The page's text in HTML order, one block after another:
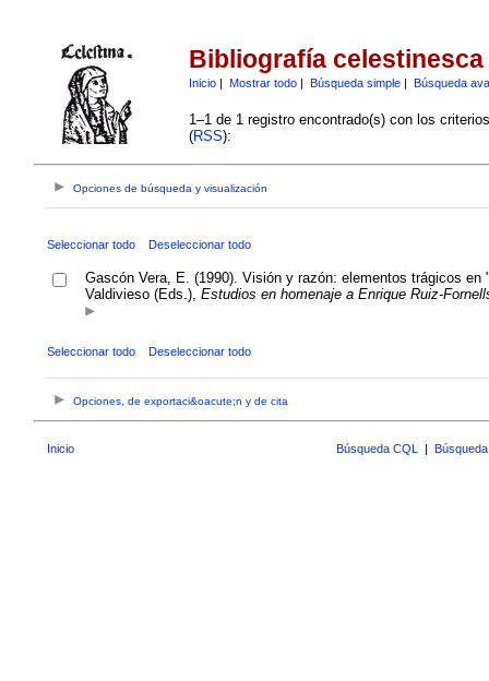
Bibliografía celestinesca
Inicio| Mostrar todo| Búsqueda simple| Búsqueda
1–1 de 1 registro encontrado(s) con los
(RSS):
Opciones de búsqueda y visualización
Seleccionar todo Deseleccionar todo
Gascón Vera, E. (1990). Visión y razón: elementos trágicos
Valdivieso (Eds.), Estudios en homenaje a Enrique Ruiz-
Seleccionar todo Deseleccionar todo
Opciones, de exportaci&oacute;n y de cita
Inicio Búsqueda CQL |